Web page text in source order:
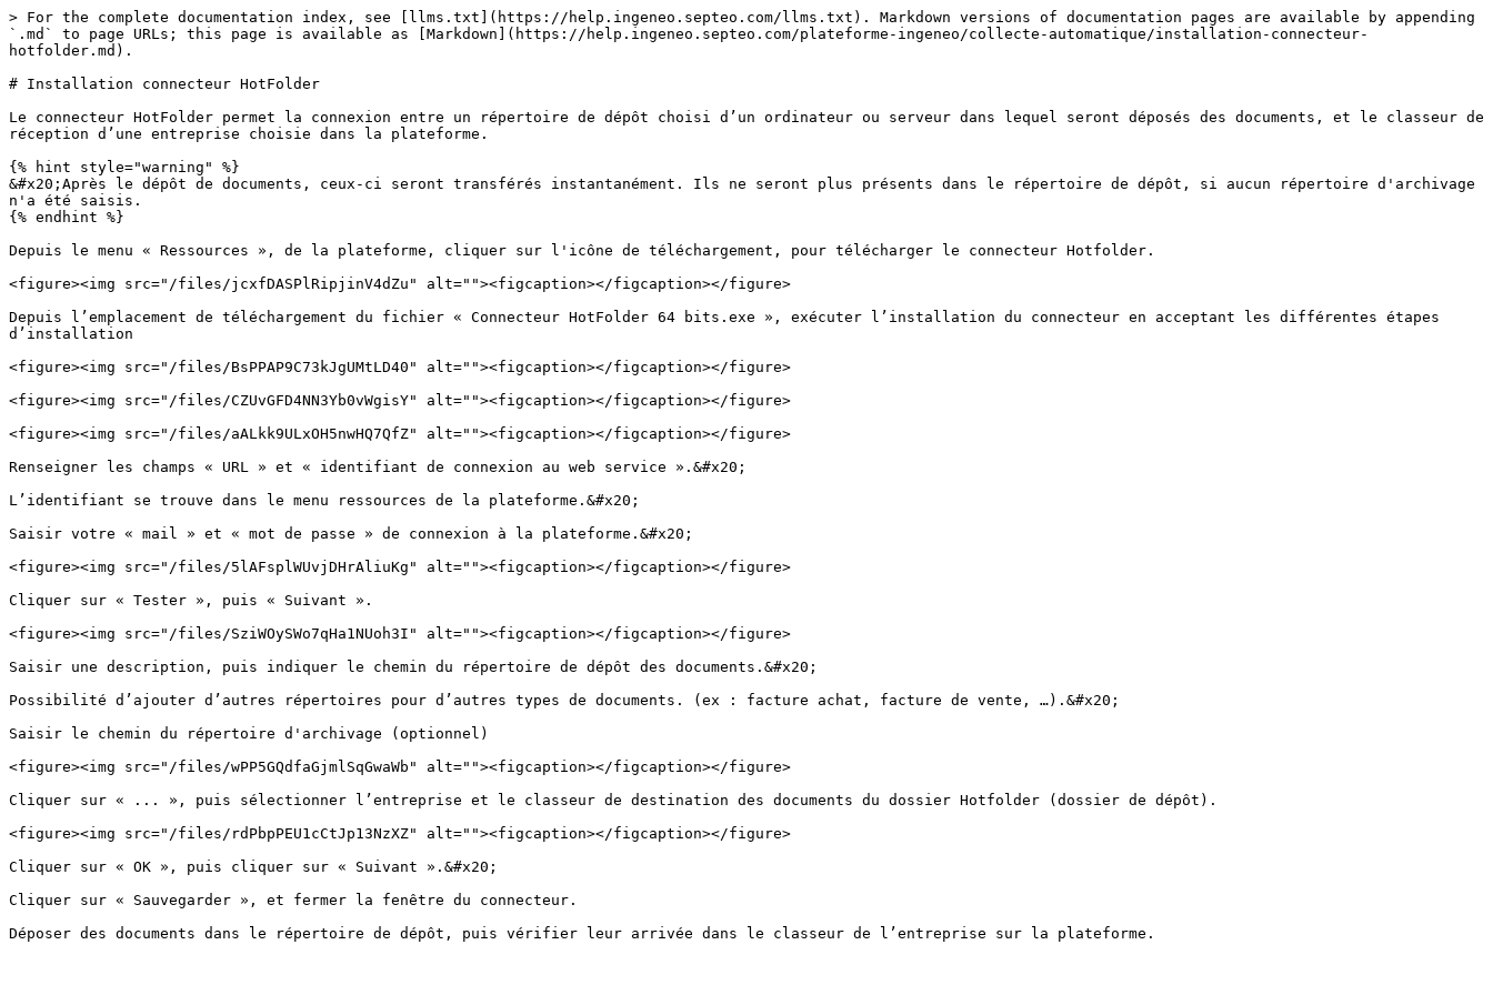
> For the complete documentation index, see [llms.txt](https://help.ingeneo.septeo.com/llms.txt). Markdown versions of documentation pages are available by appending
`.md` to page URLs; this page is available as [Markdown](https://help.ingeneo.septeo.com/plateforme-ingeneo/collecte-automatique/installation-connecteur-
hotfolder.md).
# Installation connecteur HotFolder
Le connecteur HotFolder permet la connexion entre un répertoire de dépôt choisi d’un ordinateur ou serveur dans lequel seront déposés des documents, et le classeur de
réception d’une entreprise choisie dans la plateforme.
{% hint style="warning" %}
&#x20;Après le dépôt de documents, ceux-ci seront transférés instantanément. Ils ne seront plus présents dans le répertoire de dépôt, si aucun répertoire d'archivage
n'a été saisis.
{% endhint %}
Depuis le menu « Ressources », de la plateforme, cliquer sur l'icône de téléchargement, pour télécharger le connecteur Hotfolder.
<figure><img src="/files/jcxfDASPlRipjinV4dZu" alt=""><figcaption></figcaption></figure>
Depuis l’emplacement de téléchargement du fichier « Connecteur HotFolder 64 bits.exe », exécuter l’installation du connecteur en acceptant les différentes étapes
d’installation
<figure><img src="/files/BsPPAP9C73kJgUMtLD40" alt=""><figcaption></figcaption></figure>
<figure><img src="/files/CZUvGFD4NN3Yb0vWgisY" alt=""><figcaption></figcaption></figure>
<figure><img src="/files/aALkk9ULxOH5nwHQ7QfZ" alt=""><figcaption></figcaption></figure>
Renseigner les champs « URL » et « identifiant de connexion au web service ».&#x20;
L’identifiant se trouve dans le menu ressources de la plateforme.&#x20;
Saisir votre « mail » et « mot de passe » de connexion à la plateforme.&#x20;
<figure><img src="/files/5lAFsplWUvjDHrAliuKg" alt=""><figcaption></figcaption></figure>
Cliquer sur « Tester », puis « Suivant ».
<figure><img src="/files/SziWOySWo7qHa1NUoh3I" alt=""><figcaption></figcaption></figure>
Saisir une description, puis indiquer le chemin du répertoire de dépôt des documents.&#x20;
Possibilité d’ajouter d’autres répertoires pour d’autres types de documents. (ex : facture achat, facture de vente, …).&#x20;
Saisir le chemin du répertoire d'archivage (optionnel)
<figure><img src="/files/wPP5GQdfaGjmlSqGwaWb" alt=""><figcaption></figcaption></figure>
Cliquer sur « ... », puis sélectionner l’entreprise et le classeur de destination des documents du dossier Hotfolder (dossier de dépôt).
<figure><img src="/files/rdPbpPEU1cCtJp13NzXZ" alt=""><figcaption></figcaption></figure>
Cliquer sur « OK », puis cliquer sur « Suivant ».&#x20;
Cliquer sur « Sauvegarder », et fermer la fenêtre du connecteur.